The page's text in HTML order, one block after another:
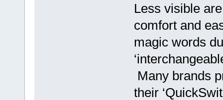
Less visible
comfort and
magic words
Many brands
their